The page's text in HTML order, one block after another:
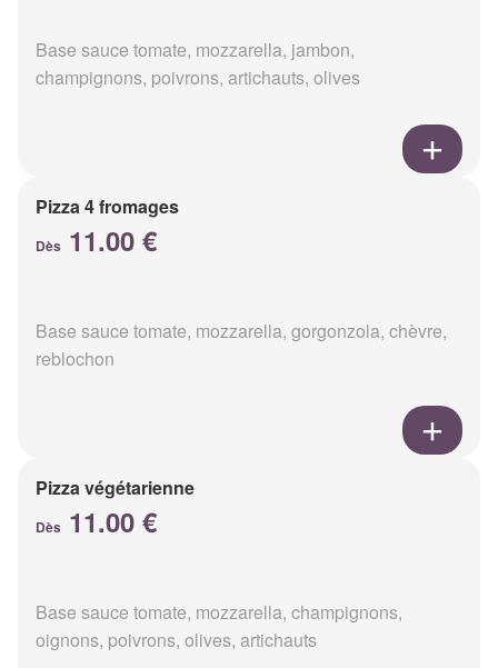
Base sauce tomate, mozzarella, jambon,
champignons, poivrons, artichauts, olives
Pizza 4 fromages
Dès 11.00 €
Base sauce tomate, mozzarella, gorgonzola, chèvre,
reblochon
Pizza végétarienne
Dès 11.00 €
Base sauce tomate, mozzarella, champignons,
oignons, poivrons, olives, artichauts